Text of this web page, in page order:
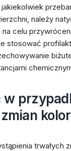
należy
na celu
stosować
w
trwałych